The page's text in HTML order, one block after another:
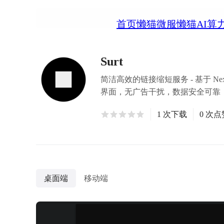
首页懒猫微服懒猫AI算
Surt
简洁高效的链接缩短服务 - 基于
界面，无广告干扰，数据安全可
1 次下载 0 次点
桌面端 移动端